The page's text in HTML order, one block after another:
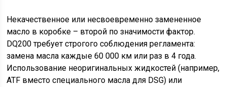
Некачественное или несвоевременно замененное
масло в коробке – второй по значимости фактор.
DQ200 требует строгого соблюдения регламента:
замена масла каждые 60 000 км или раз в 4 года.
Использование неоригинальных жидкостей (например,
ATF вместо специального масла для DSG) или